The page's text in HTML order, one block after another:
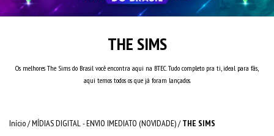
THE SIMS
Os melhores The Sims do Brasil você encontra aqui na BTEC. Tudo completo pra ti, ideal para fãs,
aqui temos todos os que já foram lançados.
Início/MÍDIAS DIGITAL - ENVIO IMEDIATO (NOVIDADE)/ THE SIMS